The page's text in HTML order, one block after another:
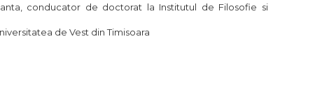
conducator de doctorat la Institutul de Filosofie si
de Vest din Timisoara